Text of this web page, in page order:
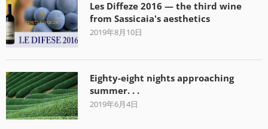
Les Diffeze 2016 — the third wine
from Sassicaia's aesthetics
2019年8月10日
Eighty-eight nights approaching
summer. . .
2019年6月4日